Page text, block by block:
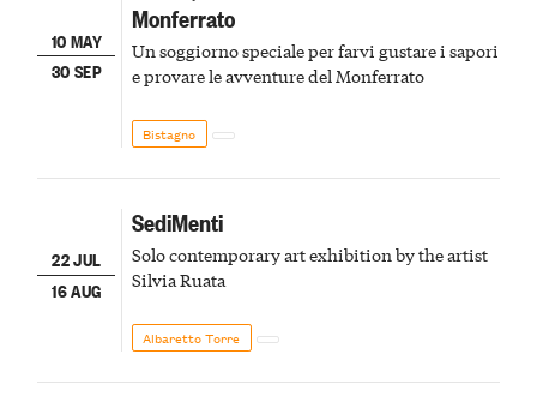
10 MAY
30 SEP
Monferrato
Un soggiorno speciale per farvi gustare i sapori
e provare le avventure del Monferrato
Bistagno
22 JUL
16 AUG
SediMenti
Solo contemporary art exhibition by the artist
Silvia Ruata
Albaretto Torre